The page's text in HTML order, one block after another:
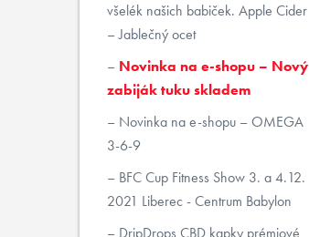
všelék našich babiček. Apple Cider
– Jablečný ocet
Novinka na e-shopu – Nový
zabiják tuku skladem
Novinka na e-shopu – OMEGA
3-6-9
BFC Cup Fitness Show 3. a 4.12.
2021 Liberec - Centrum Babylon
DripDrops CBD kapky prémiové